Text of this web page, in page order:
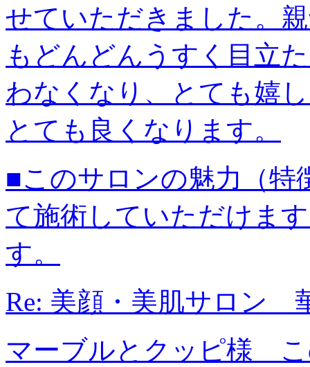
せていただきました。
もどんどんうすく目立
わなくなり、とても嬉
とても良くなります。
■このサロンの魅力（特
て施術していただけま
す。
Re: 美顔・美肌サロン
マーブルとクッピ様